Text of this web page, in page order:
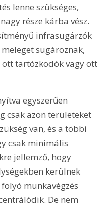
lenne szükséges,
része kárba vész.
infrasugárzók
sugároznak,
ott tartózkodók vagy ott
egyszerűen
csak azon területeket
van, és a többi
csak minimális
jellemző, hogy
kerülnek
munkavégzés
De nem